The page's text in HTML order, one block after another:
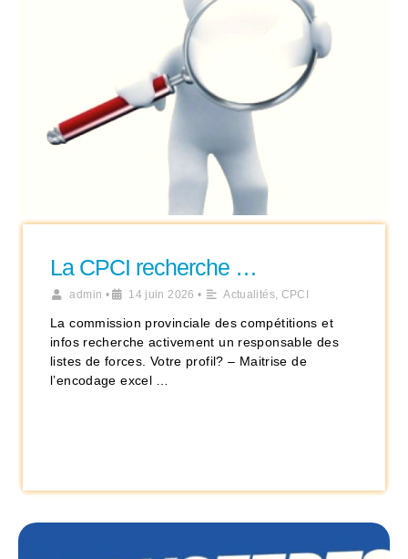
La CPCI recherche …
admin • 14 juin 2026 • Actualités, CPCI
La commission provinciale des compétitions et
infos recherche activement un responsable des
listes de forces. Votre profil? – Maitrise de
l’encodage excel …